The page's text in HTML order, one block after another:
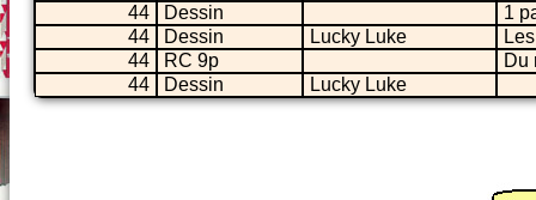
44
Dessin
1
44
Dessin Lucky Luke
44
RC 9p
Du
44
Dessin Lucky Luke